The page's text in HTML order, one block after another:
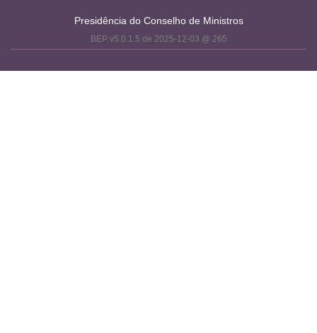
Presidência do Conselho de Ministros
BEP v5.0.1.5 de 2025-12-03 @ 265